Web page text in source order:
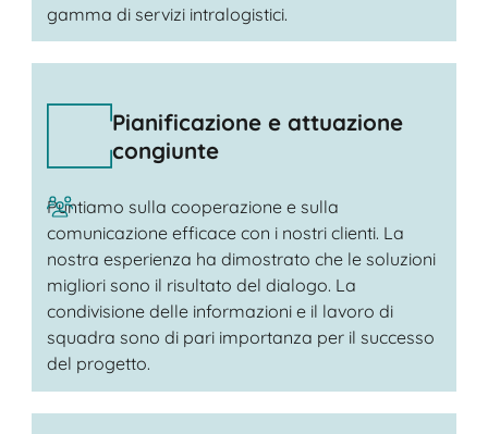
gamma di servizi intralogistici.
Pianificazione e attuazione
congiunte
Puntiamo sulla cooperazione e sulla
comunicazione efficace con i nostri clienti. La
nostra esperienza ha dimostrato che le soluzioni
migliori sono il risultato del dialogo. La
condivisione delle informazioni e il lavoro di
squadra sono di pari importanza per il successo
del progetto.